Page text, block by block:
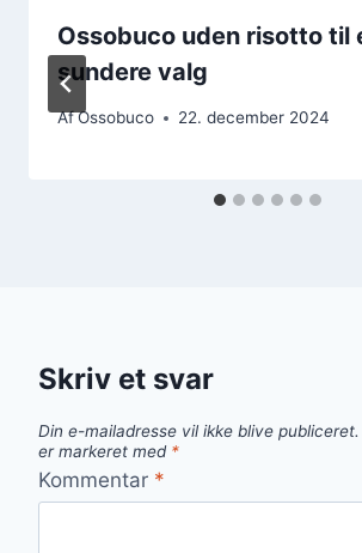
Ossobuco uden risotto til
sundere valg
AfOssobuco 22. december 2024
Skriv et svar
Din e-mailadresse vil ikke blive publiceret.
er markeret med *
Kommentar *